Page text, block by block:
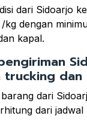
dari Sidoarjo
kg dengan
kapal.
dan
dari
dari